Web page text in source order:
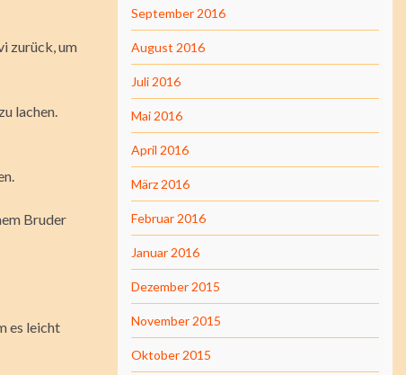
zurück, um
lachen.
Bruder
es leicht
September 2016
August 2016
Juli 2016
Mai 2016
April 2016
März 2016
Februar 2016
Januar 2016
Dezember 2015
November 2015
Oktober 2015